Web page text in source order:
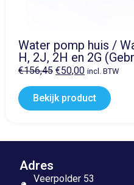
Water pomp huis /
H, 2J, 2H en 2G
€156,45 €50,00 incl. BTW
Bekijk product
Adres
Veerpolder 53